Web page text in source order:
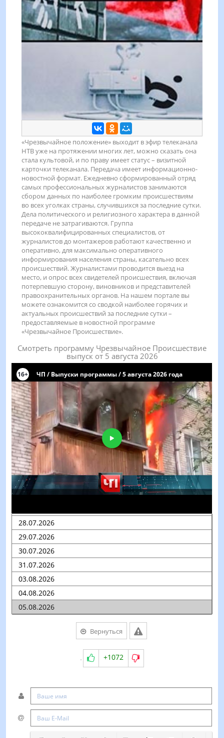
«Чрезвычайное положение» выходит в эфир телеканала
НТВ уже на протяжении многих лет, можно сказать она
стала культовой, и по праву имеет статус – визитной
карточки телеканала. Передача имеет информационно-
новостной формат. Ежедневно сформированный отряд
самых профессиональных журналистов занимаются
сбором данных по наиболее громким происшествиям
во всех уголках страны, случившихся за последние сутки.
Дела политического и религиозного характера в данной
передаче не затрагиваются. Группа
высококвалифицированных специалистов, от
журналистов до монтажеров работают качественно и
оперативно, для максимально оперативного
информирования населения страны, касательно всех
происшествий. Журналистами проводится выезд на
место, и опрос всех свидетелей происшествия, включая
потерпевшую сторону, виновников и представителей
правоохранительных органов. На нашем портале вы
можете ознакомится со сводкой наиболее горячих и
актуальных происшествий за последние сутки –
предоставляемые в новостной программе
«Чрезвычайное Происшествие».
Смотреть программу Чрезвычайное Происшествие
выпуск от 5 августа 2026
Вернуться
+1072